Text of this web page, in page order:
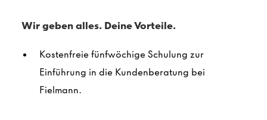
Wir geben alles. Deine Vorteile.
Kostenfreie fünfwöchige Schulung zur
Einführung in die Kundenberatung bei
Fielmann.